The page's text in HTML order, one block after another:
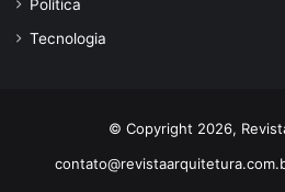
Política
Tecnologia
© Copyright 2026,